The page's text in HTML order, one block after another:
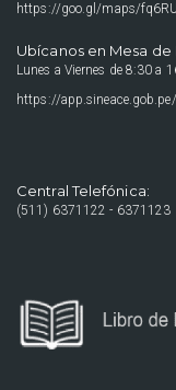
https://goo.gl/maps/
Ubícanos en Mesa de
Lunes a Viernes de 8:30 a
https://
Central Telefónica:
(511) 6371122 - 6371123